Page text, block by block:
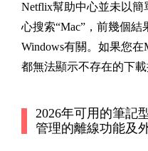
Netflix幫助中心並未以
心搜索“Mac”，前幾個
Windows有關。如果您
都無法顯示不存在的下載
2026年可用的筆記
管理的離線功能及